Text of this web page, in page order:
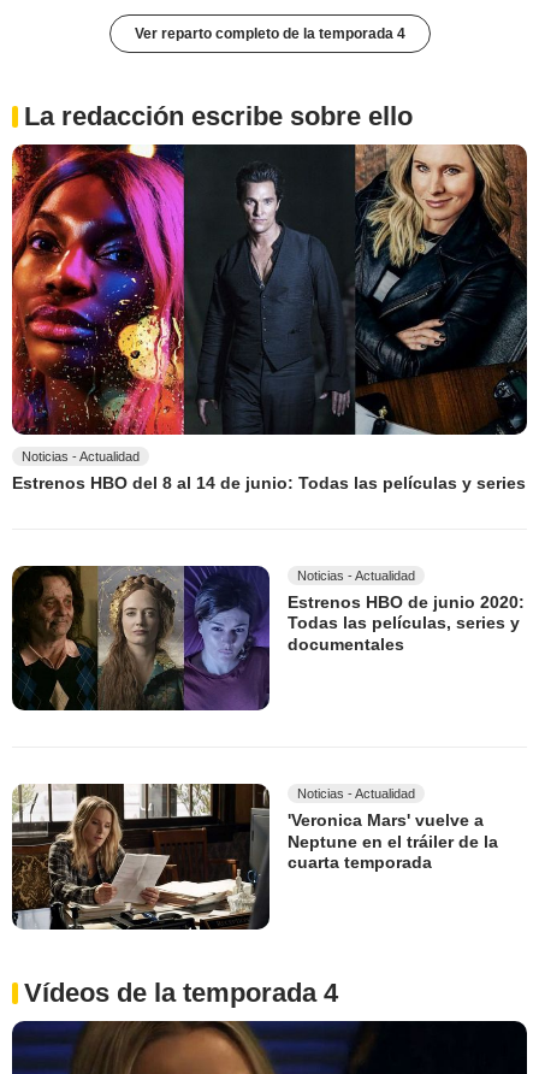
Ver reparto completo de la temporada 4
La redacción escribe sobre ello
Noticias - Actualidad
Estrenos HBO del 8 al 14 de junio: Todas las películas y series
Noticias - Actualidad
Estrenos HBO de junio 2020:
Todas las películas, series y
documentales
Noticias - Actualidad
'Veronica Mars' vuelve a
Neptune en el tráiler de la
cuarta temporada
Vídeos de la temporada 4